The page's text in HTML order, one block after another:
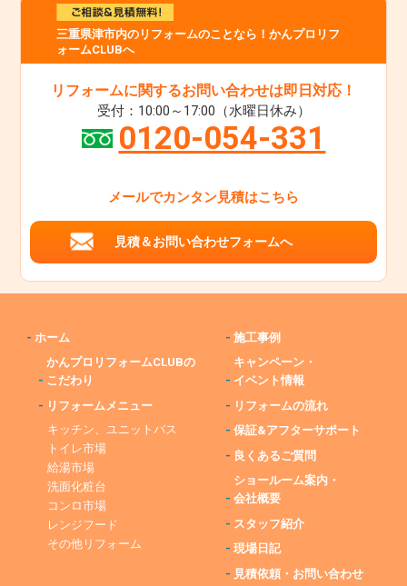
三重県津市内のリフォームのことなら！かんプロリフ
ォームCLUBへ
リフォームに関するお問い合わせは即日対応！
受付：10:00～17:00（水曜日休み）
0120-054-331
メールでカンタン見積はこちら
見積＆お問い合わせフォームへ
- ホーム
-
かんプロリフォームCLUBの
こだわり
- リフォームメニュー
キッチン、ユニットバス
トイレ市場
給湯市場
洗面化粧台
コンロ市場
レンジフード
その他リフォーム
-施工事例
-
キャンペーン・
イベント情報
- リフォームの流れ
-保証&アフターサポート
- 良くあるご質問
-
ショールーム案内・
会社概要
- スタッフ紹介
-現場日記
- 見積依頼・お問い合わせ